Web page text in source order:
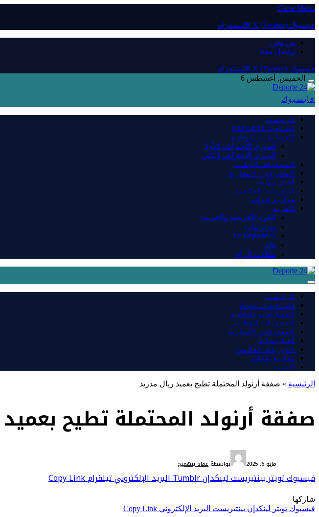
Close Menu
فيسبوك X (Twitter) الانستغرام
من نحن
تواصل معنا
فيسبوك X (Twitter) الانستغرام
الخميس, أغسطس 6
فايسبوك
الرئيسية
افتتاحية DEPORTE
المسابقات الوطنية
الدوري الاحترافي الأول
الدوري الاحترافي الثاني
المنتخبات الوطنية
المحترفون المغاربة
أخبار دولية
الدوريات العالمية
مغاربة العالم
المزيد
الكرة الأفريقية والعربية
بورتريهات
Tv Deporte24
هام
مقالات الرأي
الرئيسية
افتتاحية deporte
المسابقات الوطنية
المنتخبات الوطنية
المحترفون المغاربة
أخبار دولية
الدوريات العالمية
مغاربة العالم
المزيد
الرئيسية » صفقة أرنولد المحتملة تطيح بعميد ريال مدريد
صفقة أرنولد المحتملة تطيح
مايو 6, 2025 بواسطةعماد بنهميج
فيسبوكتويتربينتيريستلينكدإنTumblrالبريد الإلكترونيتيلقرامCopy Link
شاركها
فيسبوك تويتر لينكدإن بينتيريست البريد الإلكتروني Copy Link